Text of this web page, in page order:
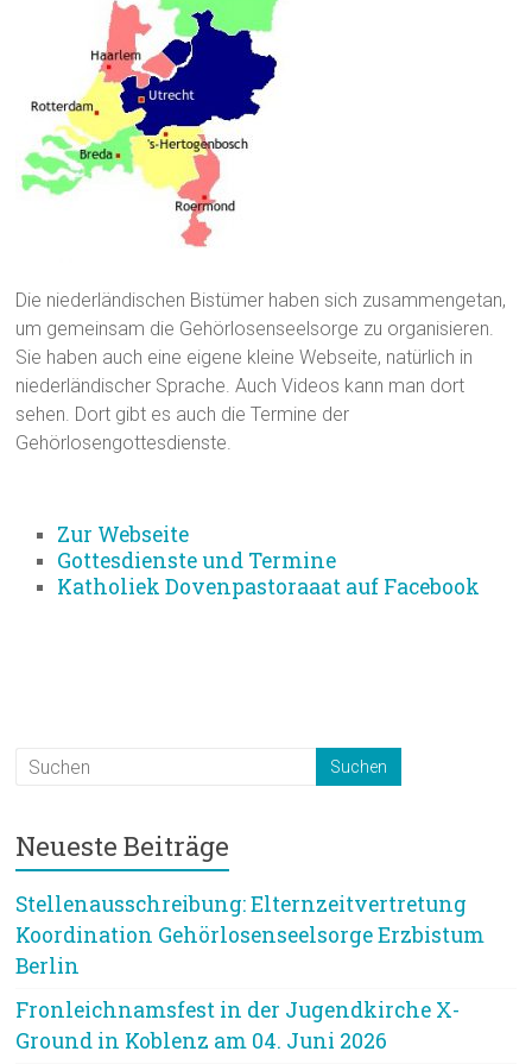
Die niederländischen Bistümer haben sich zusammengetan,
um gemeinsam die Gehörlosenseelsorge zu organisieren.
Sie haben auch eine eigene kleine Webseite, natürlich in
niederländischer Sprache. Auch Videos kann man dort
sehen. Dort gibt es auch die Termine der
Gehörlosengottesdienste.
Zur Webseite
Gottesdienste und Termine
Katholiek Dovenpastoraaat auf Facebook
Neueste Beiträge
Stellenausschreibung: Elternzeitvertretung
Koordination Gehörlosenseelsorge Erzbistum
Berlin
Fronleichnamsfest in der Jugendkirche X-
Ground in Koblenz am 04. Juni 2026